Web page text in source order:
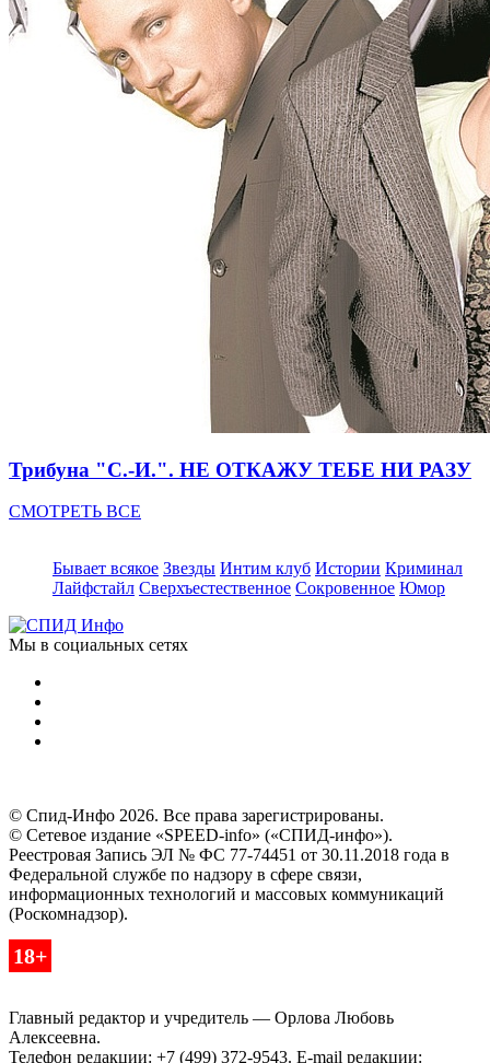
Трибуна "С.-И.". НЕ ОТКАЖУ ТЕБЕ НИ РАЗУ
СМОТРЕТЬ ВСЕ
Бывает всякое Звезды Интим клуб Истории Криминал
Лайфстайл Сверхъестественное Сокровенное Юмор
Мы в социальных сетях
© Спид-Инфо 2026. Все права зарегистрированы.
© Сетевое издание «SPEED-info» («СПИД-инфо»).
Реестровая Запись ЭЛ № ФС 77-74451 от 30.11.2018 года в
Федеральной службе по надзору в сфере связи,
информационных технологий и массовых коммуникаций
(Роскомнадзор).
18+
Главный редактор и учредитель — Орлова Любовь
Алексеевна.
Телефон редакции: +7 (499) 372-9543. E-mail редакции: